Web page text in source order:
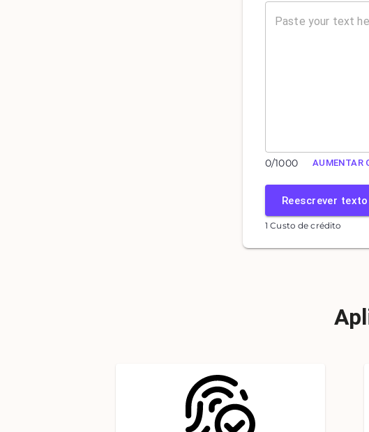
0/1000 AUMENTAR
Reescrever texto
1 Custo de crédito